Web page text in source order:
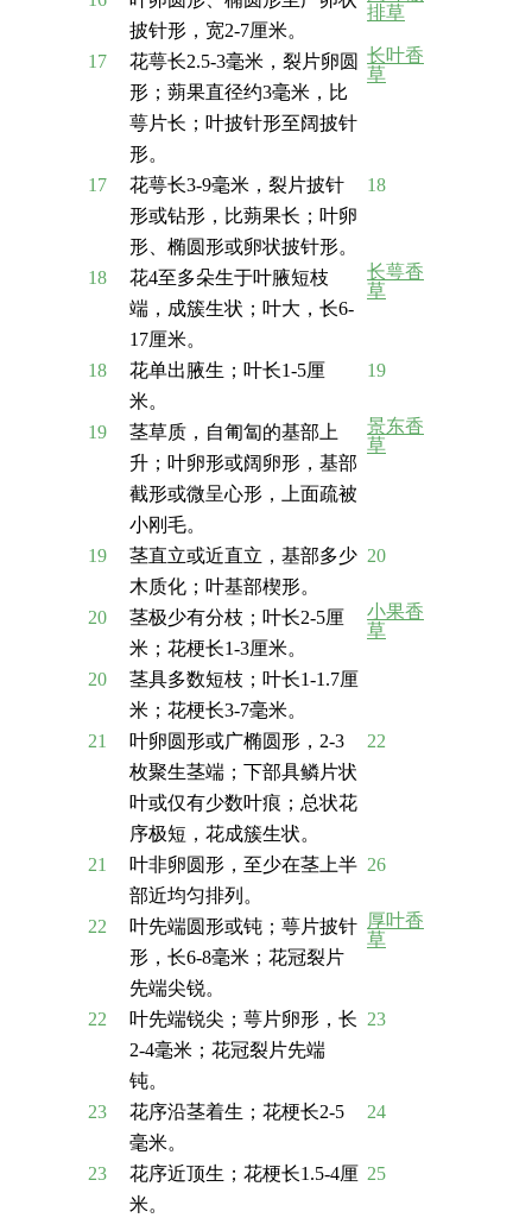
披针形，宽2-7厘米。
排草
17
花萼长2.5-3毫米，裂片卵圆
形；蒴果直径约3毫米，比
萼片长；叶披针形至阔披针
形。
长叶香
草
17
花萼长3-9毫米，裂片披针
形或钻形，比蒴果长；叶卵
形、椭圆形或卵状披针形。
18
18
花4至多朵生于叶腋短枝
端，成簇生状；叶大，长6-
17厘米。
长萼香
草
18
花单出腋生；叶长1-5厘
米。
19
19
茎草质，自匍匐的基部上
升；叶卵形或阔卵形，基部
截形或微呈心形，上面疏被
小刚毛。
景东香
草
19
茎直立或近直立，基部多少
木质化；叶基部楔形。
20
20
茎极少有分枝；叶长2-5厘
米；花梗长1-3厘米。
小果香
草
20
茎具多数短枝；叶长1-1.7厘
米；花梗长3-7毫米。
21
叶卵圆形或广椭圆形，2-3
枚聚生茎端；下部具鳞片状
叶或仅有少数叶痕；总状花
序极短，花成簇生状。
22
21
叶非卵圆形，至少在茎上半
部近均匀排列。
26
22
叶先端圆形或钝；萼片披针
形，长6-8毫米；花冠裂片
先端尖锐。
厚叶香
草
22
叶先端锐尖；萼片卵形，长
2-4毫米；花冠裂片先端
钝。
23
23
花序沿茎着生；花梗长2-5
毫米。
24
23
花序近顶生；花梗长1.5-4厘
米。
25